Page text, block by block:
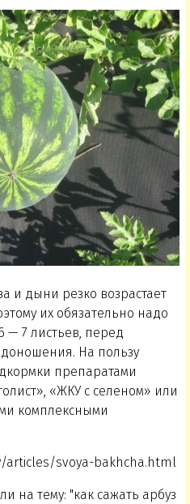
и дыни резко возрастает
их обязательно надо
— 7 листьев, перед
На пользу
препаратами
«ЖКУ с селеном» или
комплексными
articles/svoya-bakhcha.html
на тему: "как сажать арбуз